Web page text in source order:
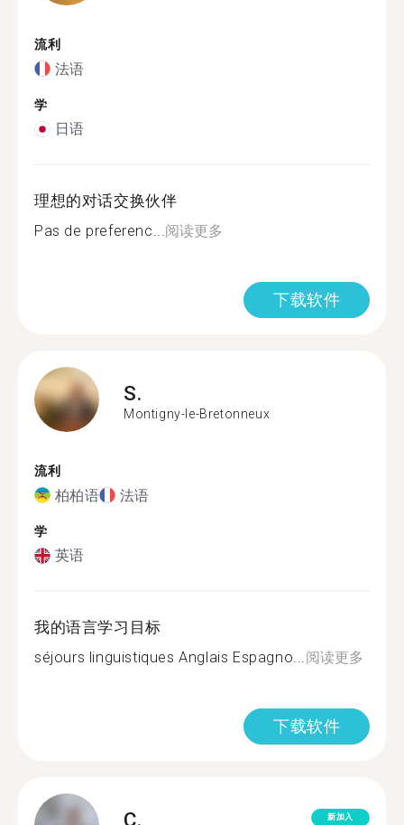
流利
法语
学
日语
理想的对话交换伙伴
Pas de preferenc...阅读更多
下载软件
S.
Montigny-le-Bretonneux
流利
柏柏语 法语
学
英语
我的语言学习目标
séjours linguistiques Anglais Espagno...阅读更多
下载软件
C. 新加入